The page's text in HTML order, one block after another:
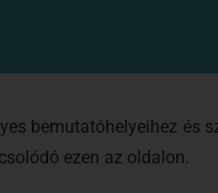
bemutatóhelyeihez és
ezen az oldalon.